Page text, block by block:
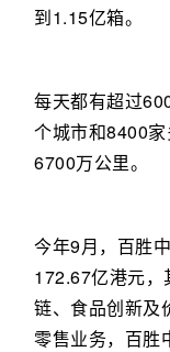
到1.15亿箱。
每天都有超过
个城市和8400
6700万公里。
今年9月，百胜
172.67亿港元，
链、食品创新及
零售业务，百胜